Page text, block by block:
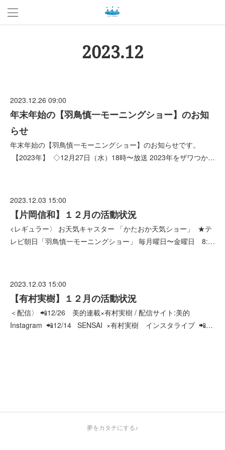
2023.12
2023.12.26 09:00
年末年始の【羽鳥慎一モーニングショー】のお知
らせ
年末年始の【羽鳥慎一モーニングショー】のお知らせです。
【2023年】 ◇12月27日（水）18時〜放送 2023年をザワつか…
2023.12.03 15:00
【片岡信和】１２月の活動状況
<レギュラー〉 お天気キャスター 「かたおか天気ショー」 ★テ
レビ朝日「羽鳥慎一モーニングショー」 毎月曜日〜金曜日 8:…
2023.12.03 15:00
【有村実樹】１２月の活動状況
＜配信〉 📲12/26 美的連載×有村実樹 / 配信サイト:美的
Instagram 📲12/14 SENSAI ×有村実樹 インスタライブ 📲…
夢をカタチにする♪